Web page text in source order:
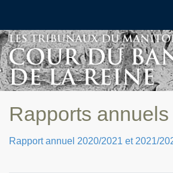
Rapports annuels
Rapport annuel 2020/2021 et 2021/